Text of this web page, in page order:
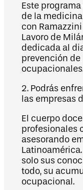
Este
de la
con
Lavoro de
dedicada al
prevención
2. Podrás
las empresas
El cuerpo
profesionales
asesorando
solo sus
todo, su
ocupacional.